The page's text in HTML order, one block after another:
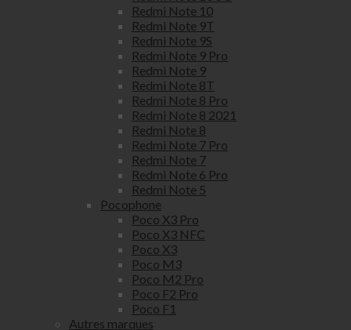
Redmi Note 10
Redmi Note 9T
Redmi Note 9S
Redmi Note 9 Pro
Redmi Note 9
Redmi Note 8T
Redmi Note 8 Pro
Redmi Note 8 2021
Redmi Note 8
Redmi Note 7 Pro
Redmi Note 7
Redmi Note 6 Pro
Redmi Note 5
Pocophone
Poco X3 Pro
Poco X3 NFC
Poco X3
Poco M3
Poco M2 Pro
Poco F2 Pro
Poco F1
Autres marques